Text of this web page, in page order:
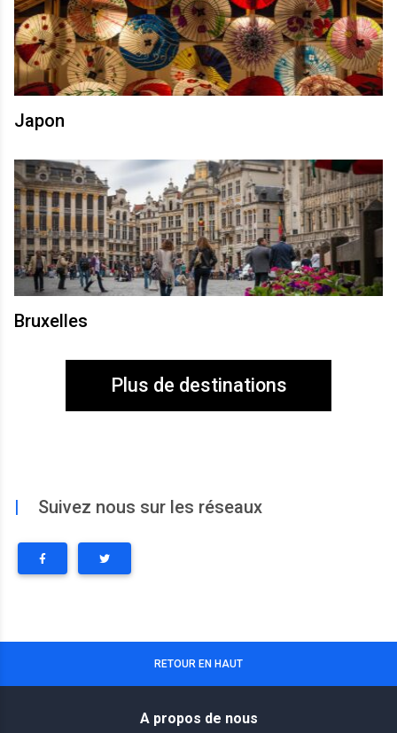
Japon
Bruxelles
Plus de destinations
| Suivez nous sur les réseaux
RETOUR EN HAUT
A propos de nous